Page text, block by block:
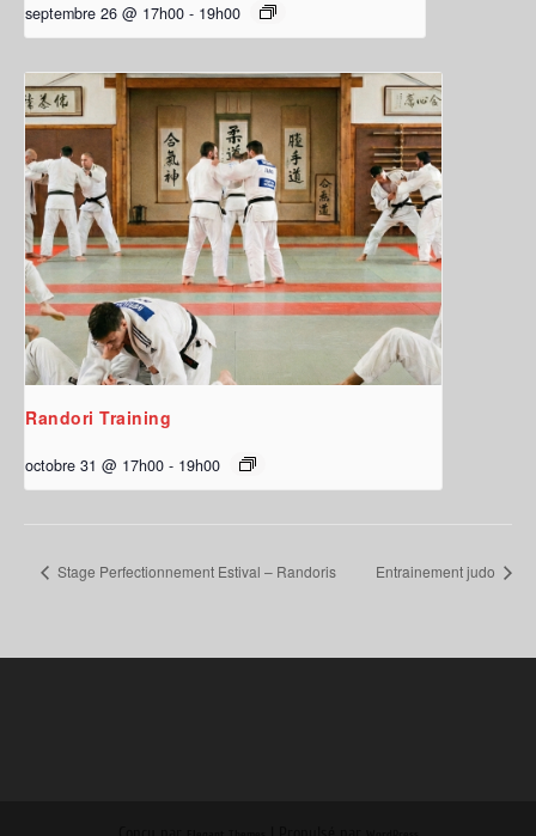
septembre 26 @ 17h00 - 19h00
Randori Training
octobre 31 @ 17h00 - 19h00
Stage Perfectionnement Estival – Randoris Entrainement judo